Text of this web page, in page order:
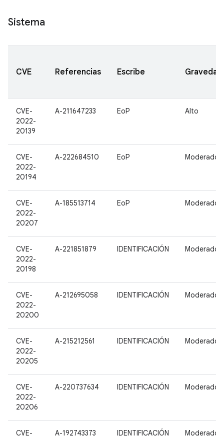
Sistema
CVE Referencias Escribe Gravedad
CVE-
2022-
20139
A-211647233 EoP Alto
CVE-
2022-
20194
A-222684510 EoP Moderado
CVE-
2022-
20207
A-185513714 EoP Moderado
CVE-
2022-
20198
A-221851879 IDENTIFICACIÓN Moderado
CVE-
2022-
20200
A-212695058 IDENTIFICACIÓN Moderado
CVE-
2022-
20205
A-215212561 IDENTIFICACIÓN Moderado
CVE-
2022-
20206
A-220737634 IDENTIFICACIÓN Moderado
CVE-
A-192743373 IDENTIFICACIÓN Moderado